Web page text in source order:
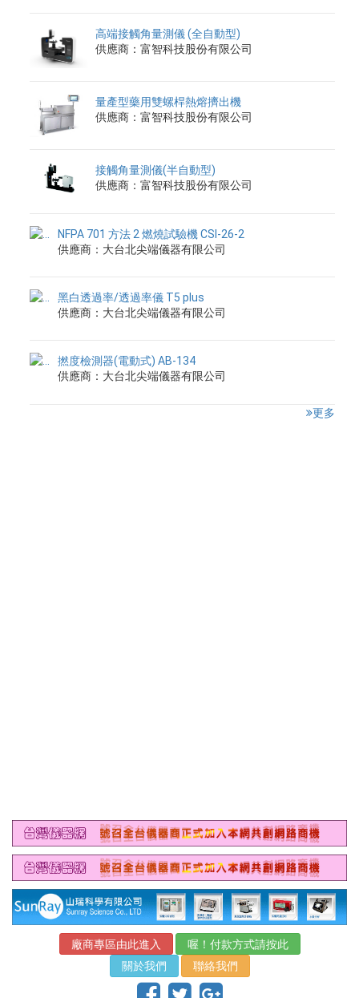
高端接觸角量測儀 (全自動型)
供應商：富智科技股份有限公司
量產型藥用雙螺桿熱熔擠出機
供應商：富智科技股份有限公司
接觸角量測儀(半自動型)
供應商：富智科技股份有限公司
NFPA 701 方法 2 燃燒試驗機 CSI-26-2
供應商：大台北尖端儀器有限公司
黑白透過率/透過率儀 T5 plus
供應商：大台北尖端儀器有限公司
撚度檢測器(電動式) AB-134
供應商：大台北尖端儀器有限公司
更多
廠商專區由此進入
喔！付款方式請按此
關於我們
聯絡我們